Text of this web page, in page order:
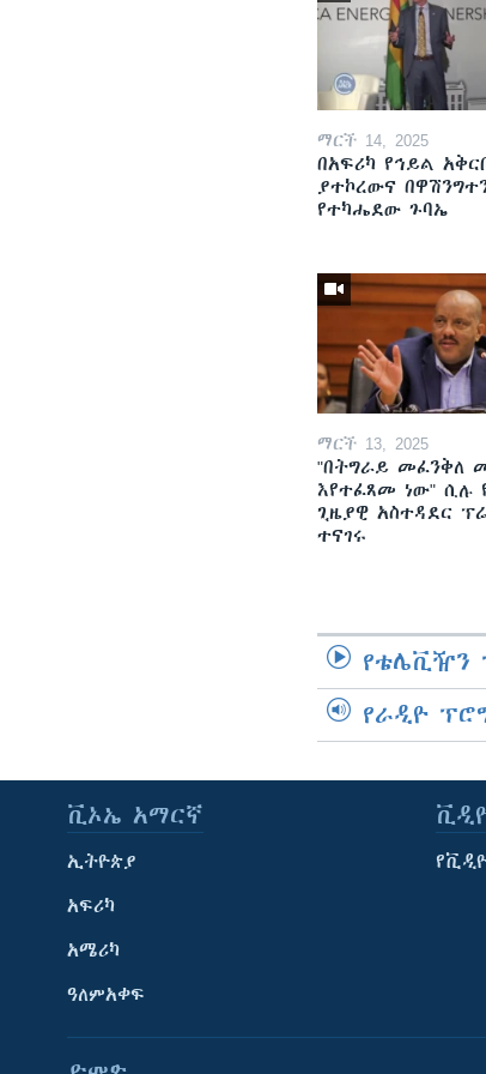
ማርች 14, 2025
በአፍሪካ የኅይል
ያተኮረውና
የተካሔደው ጉባኤ
ማርች 13, 2025
"በትግራይ መፈንቅለ
እየተፈጸመ ነው" ሲሉ
ጊዜያዊ አስተዳደር
ተናገሩ
የቴሌቪዥን
የራዲዮ
ቪኦኤ አማርኛ
ኢትዮጵያ
አፍሪካ
አሜሪካ
ዓለምአቀፍ